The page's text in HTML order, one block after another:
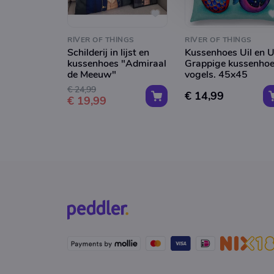
RIVER OF THINGS
Schilderij in lijst en
kussenhoes "Admiraal
de Meeuw"
€ 24,99
€ 19,99
RIVER OF THINGS
Kussenhoes Uil en
Grappige
vogels. 45x45
€ 14,99